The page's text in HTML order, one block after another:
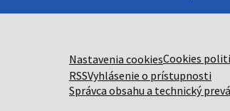
Nastavenia cookiesCookies
RSSVyhlásenie o prístupnosti
Správca obsahu a technický